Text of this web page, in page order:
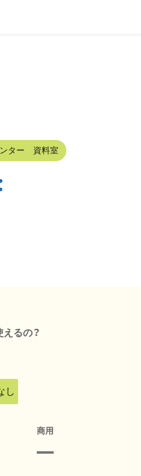
ンター 資料室
るの？
し
商用